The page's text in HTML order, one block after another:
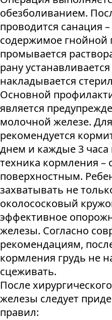
обезболиванием.
проводится санация –
содержимое гнойной
промывается
рану
накладывается
Основной
является
молочной железе.
рекомендуется
днем и каждые 3
техника кормления
поверхностным.
захватывать не
околососковый
эффективное
железы. Согласно
рекомендациям,
кормления грудь не
сцеживать.
После
железы следует
правил: